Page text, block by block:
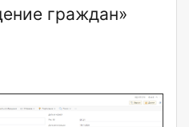
граждан»